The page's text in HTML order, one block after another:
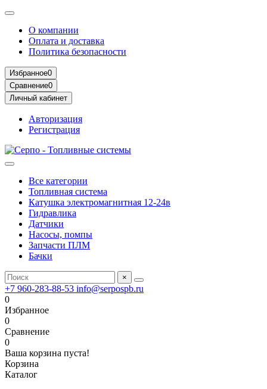
О компании
Оплата и доставка
Политика безопасности
Избранное0
Сравнение0
Личный кабинет
Авторизация
Регистрация
Все категории
Топливная система
Катушка электромагнитная 12-24в
Гидравлика
Датчики
Насосы, помпы
Запчасти ПЛМ
Бачки
×
+7 960-283-88-53 info@serpospb.ru
0
Избранное
0
Сравнение
0
Ваша корзина пуста!
Корзина
Каталог